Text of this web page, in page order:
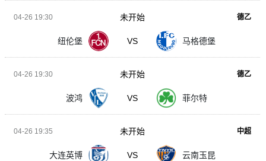
04-26 19:30 德乙
纽伦堡 VS 马格德堡
未开始
04-26 19:30 德乙
波鸿 VS 菲尔特
未开始
04-26 19:35 中超
大连英博 VS 云南玉昆
未开始